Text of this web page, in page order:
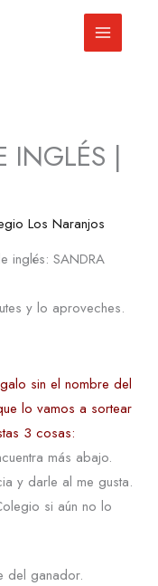
INGLÉS |
Los Naranjos
inglés: SANDRA
y lo aproveches.
sin el nombre del
lo vamos a sortear
3 cosas:
más abajo.
y darle al me gusta.
si aún no lo
del ganador.